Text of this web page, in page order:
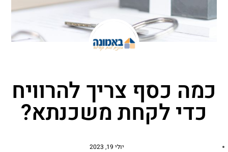
כמה כסף צריך להרוויח
כדי לקחת משכנתא?
יולי 19, 2023